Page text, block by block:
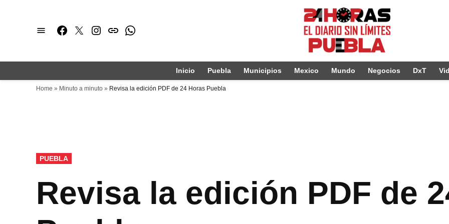
Facebook
TwitterInstagram
issuuWhatsapp
Inicio Puebla Municipios Mexico Mundo Negocios DxT
Home » Minuto a minuto » Revisa la edición PDF de 24 Horas Puebla
PUBLICADO
EN
PUEBLA
Revisa la edición PDF de